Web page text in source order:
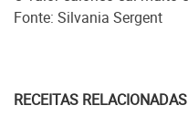
Fonte: Silvania Sergent
RECEITAS RELACIONADAS